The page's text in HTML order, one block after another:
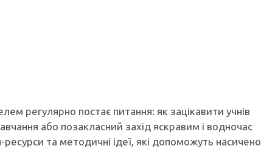
регулярно постає питання: як зацікавити учнів
або позакласний захід яскравим і водночас
та методичні ідеї, які допоможуть насичено